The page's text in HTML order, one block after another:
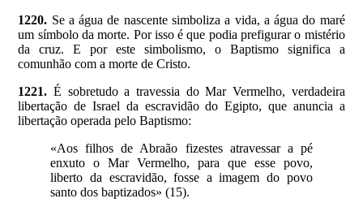
1220. Se a água de nascente simboliza a vida, a água do maré
um símbolo da morte. Por isso é que podia prefigurar o mistério
da cruz. E por este simbolismo, o Baptismo significa a
comunhão com a morte de Cristo.
1221. É sobretudo a travessia do Mar Vermelho, verdadeira
libertação de Israel da escravidão do Egipto, que anuncia a
libertação operada pelo Baptismo:
«Aos filhos de Abraão fizestes atravessar a pé
enxuto o Mar Vermelho, para que esse povo,
liberto da escravidão, fosse a imagem do povo
santo dos baptizados» (15).